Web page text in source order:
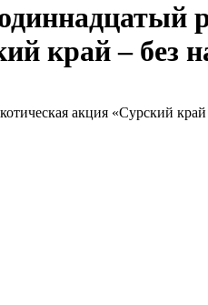
край – без
акция «Сурский